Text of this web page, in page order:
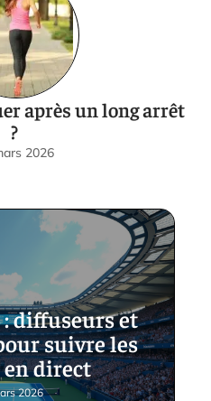
après un long arrêt
?
2026
diffuseurs et
suivre les
direct
2026